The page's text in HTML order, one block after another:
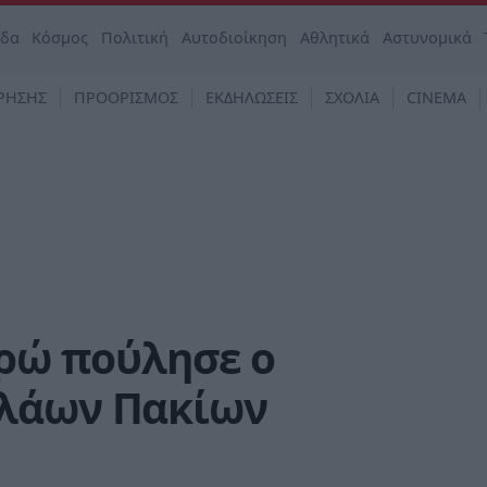
Κόσμος Πολιτική Αυτοδιοίκηση Αθλητικά Αστυνομικά
ΠΡΟΟΡΙΣΜΟΣ ΕΚΔΗΛΩΣΕΙΣ ΣΧΟΛΙΑ CINEMA
πούλησε ο
Πακίων